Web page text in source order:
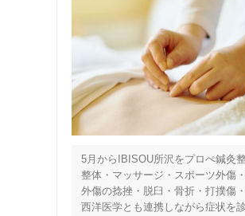
5月からIBISOU所沢をプロぺ鍼灸
整体・マッサージ・スポーツ外傷
外傷の捻挫・脱臼・骨折・打撲傷
西洋医学とも連携しながら症状を